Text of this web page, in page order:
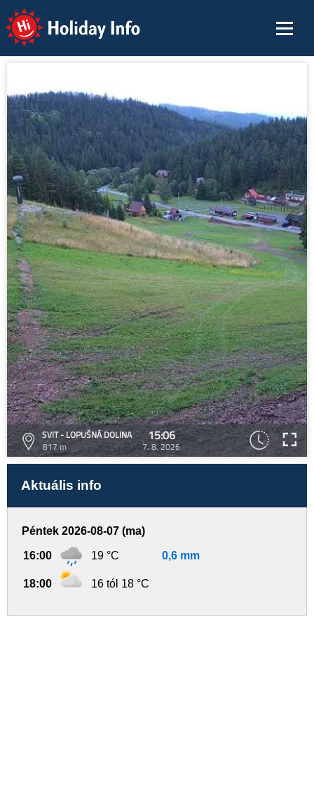
Holiday Info
SVIT - LOPUŠNÁ DOLINA
817 m
15:06
7. 8. 2026
Aktuális info
Péntek 2026-08-07 (ma)
16:00 19 °C 0,6 mm
18:00 16 tól 18 °C